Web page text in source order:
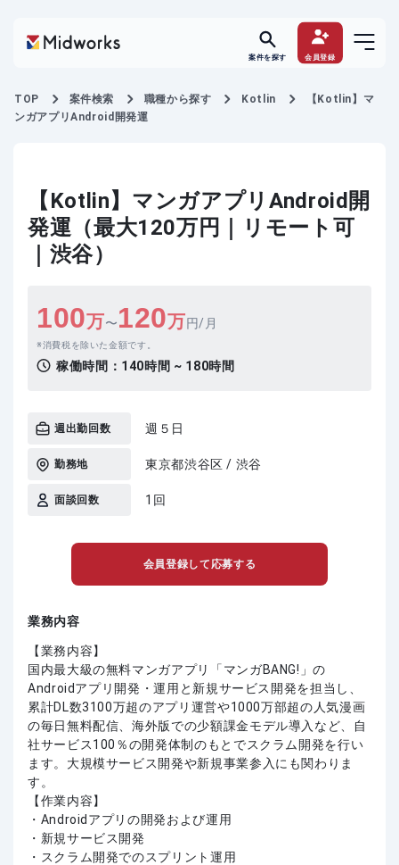
案件を探す 会員登録
TOP 案件検索 職種から探す Kotlin
【Kotlin】マ
ンガアプリAndroid開発運
【Kotlin】マンガアプリAndroid開
発運（最大120万円｜リモート可
｜渋谷）
100万〜120万円/月
消費税を除いた金額です。
稼働時間： 140時間 ~ 180時間
週出勤回数 週５日
勤務地 東京都渋谷区 / 渋谷
面談回数 1回
会員登録して応募する
業務内容
【業務内容】
国内最大級の無料マンガアプリ「マンガBANG!」の
Androidアプリ開発・運用と新規サービス開発を担当し、
累計DL数3100万超のアプリ運営や1000万部超の人気漫画
の毎日無料配信、海外版での少額課金モデル導入など、自
社サービス100％の開発体制のもとでスクラム開発を行い
ます。大規模サービス開発や新規事業参入にも関わりま
す。
【作業内容】
・Androidアプリの開発および運用
・新規サービス開発
・スクラム開発でのスプリント運用